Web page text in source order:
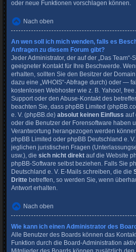
oder neue Funktionen vorschlagen können.
Nach oben
An wen soll ich mich wenden, falls es
Anfragen zu diesem Forum gibt?
Jeder Administrator, der auf der „Das Team“-
geeigneter Kontakt für Ihre Beschwerde.
erhalten, sollten Sie den Besitzer der
dazu eine „WHOIS“-Abfrage durch) oder —
kostenlosen Webhoster wie z. B. Yahoo!,
Support oder den Abuse-Kontakt des
beachten Sie, dass phpBB Limited
e. V. (phpBB.de) absolut keinen Einfluss auf
oder die Benutzer der Forensoftware haben
Verantwortung herangezogen werden
phpBB Limited oder phpBB Deutschland e.
jeglichen juristischen Fragen
usw.), die sich nicht direkt auf die Website
phpBB-Software selbst beziehen. Falls Sie
Deutschland e. V. E-Mails schreiben, die die
Dritte betreffen, so werden Sie, wenn
Antwort erhalten.
Nach oben
Wie kann ich einen Administrator des
Alle Benutzer des Boards können das
Funktion durch die Board-Administration